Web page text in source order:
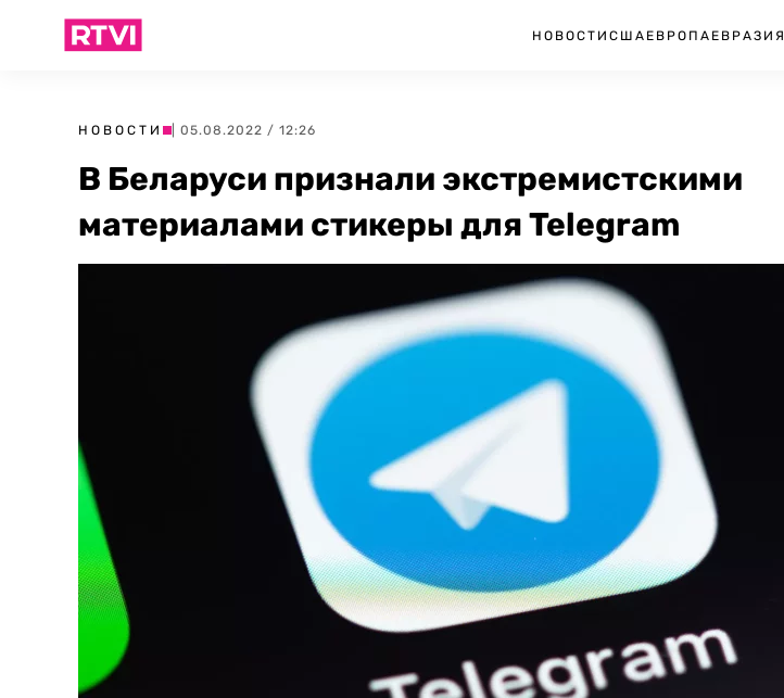
НОВОСТИ США ЕВРОПА ЕВРАЗИЯ
НОВОСТИ | 05.08.2022 / 12:26
В Беларуси признали экстремистскими
материалами стикеры для Telegram